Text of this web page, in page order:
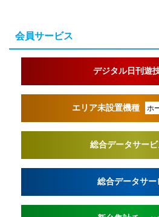
会員サービス
デジタル日刊遊
エリア未設置機種 ホ
総合データサー
総合データサー